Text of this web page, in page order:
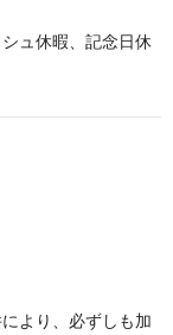
ュ休暇、記念日休
より、必ずしも加